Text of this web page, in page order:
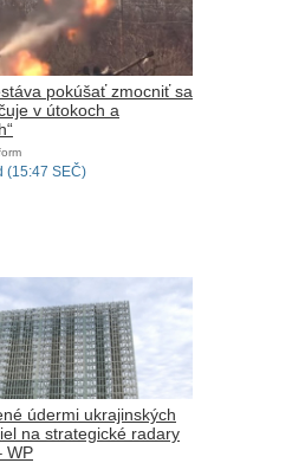
pokúšať zmocniť sa
v útokoch a
(15:47 SEČ)
údermi ukrajinských
na strategické radary
WP